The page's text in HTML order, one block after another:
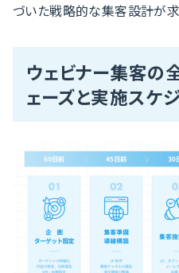
づいた戦略的な集客設計が求
ウェビナー集客の
ェーズと実施スケ